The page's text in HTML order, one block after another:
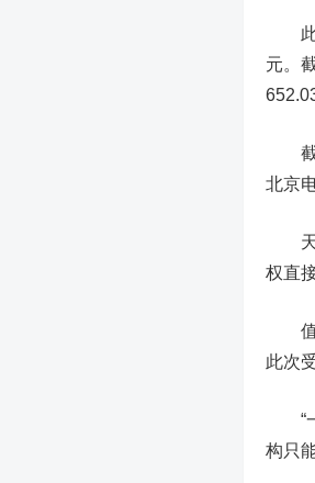
此次
元。
截至
北京
天眼
权直
值得
此次
“一
构只